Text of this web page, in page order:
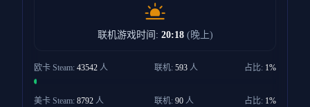
联机游戏时间: 20:18 (晚上)
欧卡 Steam: 43542 人 联机: 593 人 占比: 1%
美卡 Steam: 8792 人 联机: 90 人 占比: 1%